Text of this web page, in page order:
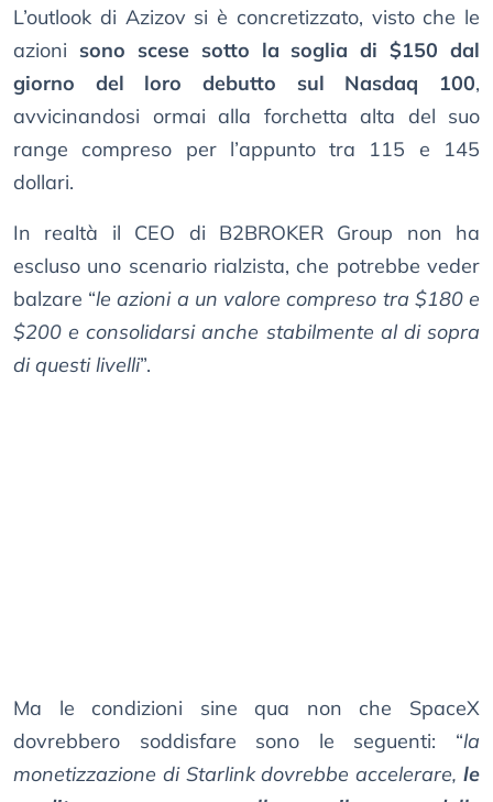
L’outlook di Azizov si è concretizzato, visto che le
azioni sono scese sotto la soglia di $150 dal
giorno del loro debutto sul Nasdaq 100,
avvicinandosi ormai alla forchetta alta del suo
range compreso per l’appunto tra 115 e 145
dollari.
In realtà il CEO di B2BROKER Group non ha
escluso uno scenario rialzista, che potrebbe veder
balzare “le azioni a un valore compreso tra $180 e
$200 e consolidarsi anche stabilmente al di sopra
di questi livelli”.
Ma le condizioni sine qua non che SpaceX
dovrebbero soddisfare sono le seguenti: “la
monetizzazione di Starlink dovrebbe accelerare, le